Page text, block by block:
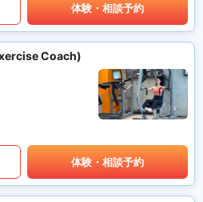
体験・相談予約
Coach)
体験・相談予約